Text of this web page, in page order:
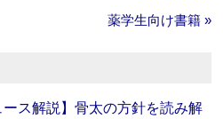
薬学生向け書籍 »
ース解説】骨太の方針を読み解